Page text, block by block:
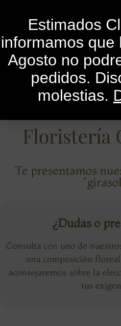
Estimados
informamos que
Agosto no
pedidos.
molestias.
Floristería
Te presentamos
¿Dudas o
Consulta con uno de
una composición
aconsejaremos sobre la
tus